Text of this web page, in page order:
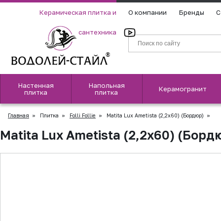
Керамическая плитка и
сантехника
О компании Бренды
Настенная
плитка
Напольная
плитка
Керамогранит
Главная » Плитка » Folli Follie » Matita Lux Ametista (2,2x60) (Бордюр) »
Matita Lux Ametista (2,2x60)